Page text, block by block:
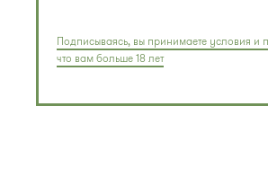
Подписываясь, вы принимаете условия и
что вам больше 18 лет